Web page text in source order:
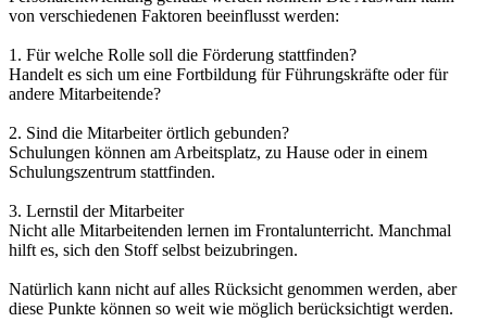
von verschiedenen Faktoren beeinflusst werden:
1. Für welche Rolle soll die Förderung stattfinden?
Handelt es sich um eine Fortbildung für Führungskräfte oder für
andere Mitarbeitende?
2. Sind die Mitarbeiter örtlich gebunden?
Schulungen können am Arbeitsplatz, zu Hause oder in einem
Schulungszentrum stattfinden.
3. Lernstil der Mitarbeiter
Nicht alle Mitarbeitenden lernen im Frontalunterricht. Manchmal
hilft es, sich den Stoff selbst beizubringen.
Natürlich kann nicht auf alles Rücksicht genommen werden, aber
diese Punkte können so weit wie möglich berücksichtigt werden.